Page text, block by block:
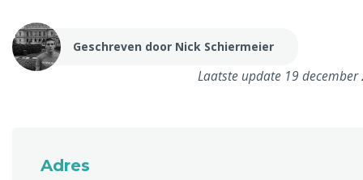
Geschreven door Nick Schiermeier
Laatste update 19 december
Adres